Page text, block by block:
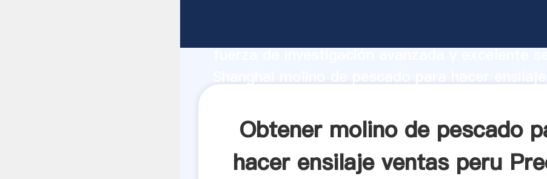
los clientes.
Obtener molino de pescado
hacer ensilaje ventas peru